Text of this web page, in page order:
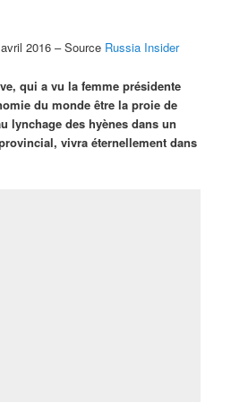
2016 – Source Russia Insider
qui a vu la femme présidente
du monde être la proie de
lynchage des hyènes dans un
vivra éternellement dans